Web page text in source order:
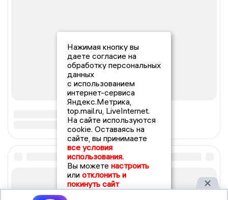
Нажимая кнопку вы
даете согласие на
обработку персональных
данных
с использованием
интернет-сервиса
Яндекс.Метрика,
top.mail.ru, LiveInternet.
На сайте используются
cookie. Оставаясь на
сайте, вы принимаете
все условия
использования.
Вы можете настроить
или отклонить и
покинуть сайт